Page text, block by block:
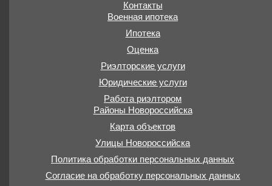
Контакты
Военная ипотека
Ипотека
Оценка
Риэлторские услуги
Юридические услуги
Работа риэлтором
Районы Новороссийска
Карта объектов
Улицы Новороссийска
Политика обработки персональных данных
Согласие на обработку персональных данных